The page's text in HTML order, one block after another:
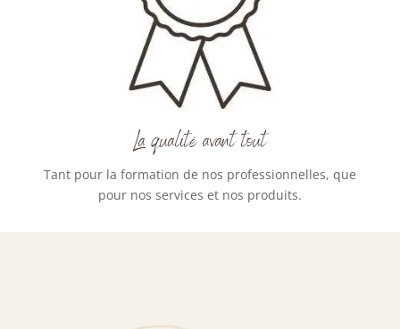
La qualité avant tout
Tant pour la formation de nos professionnelles, que
pour nos services et nos produits.